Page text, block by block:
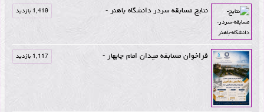
نتایج مسابقه سردر دانشگاه باهنر - 1,419 بازدید
فراخوان مسابقه میدان امام چابهار - 1,117 بازدید